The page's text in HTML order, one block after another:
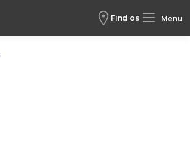
Find os Menu